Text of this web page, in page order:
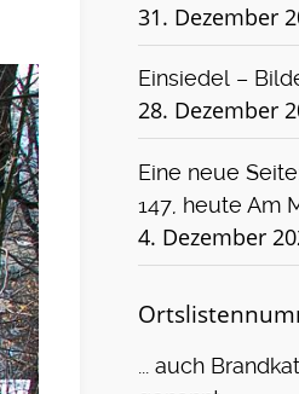
31. Dezember
Einsiedel –
28. Dezember
Eine neue
147, heute Am
4. Dezember
... auch